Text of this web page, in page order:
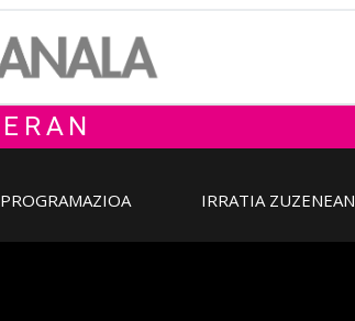
PROGRAMAZIOA IRRATIA ZUZENEAN